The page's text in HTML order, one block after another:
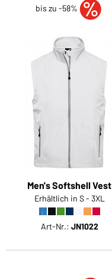
bis zu -58%
Men's Softshell Vest
Erhältlich in S - 3XL
Art-Nr.: JN1022